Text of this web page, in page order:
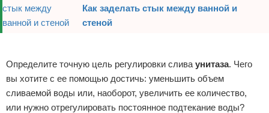
Стройматериалы
Как заделать стык между ванной и
стеной
Определите точную цель регулировки слива унитаза. Чего
вы хотите с ее помощью достичь: уменьшить объем
сливаемой воды или, наоборот, увеличить ее количество,
или нужно отрегулировать постоянное подтекание воды?